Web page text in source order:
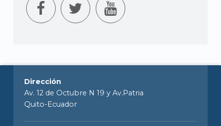
Dirección
Av. 12 de Octubre N 19 y Av.Patria
Quito-Ecuador